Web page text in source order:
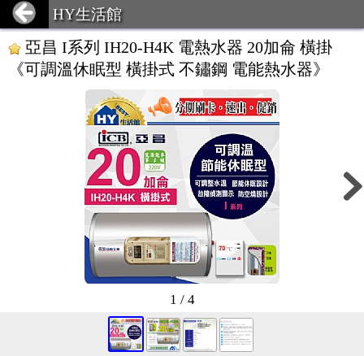
HY生活館
亞昌 I系列 IH20-H4K 電熱水器 20加侖 橫掛
《可調溫休眠型 橫掛式 不鏽鋼 電能熱水器》
1 / 4